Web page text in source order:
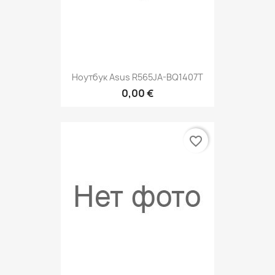
Ноутбук Asus R565JA-BQ1407T
0,00 €
favorite_border